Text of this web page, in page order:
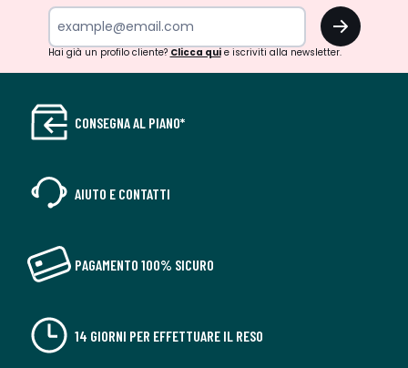
OK
Hai già un profilo cliente? Clicca quie iscriviti alla newsletter.
CONSEGNA AL PIANO*
AIUTO E CONTATTI
PAGAMENTO 100% SICURO
14 GIORNI PER EFFETTUARE IL RESO